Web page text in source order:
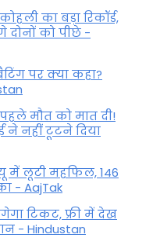
का बड़ा रिकॉर्ड,
दोनों को पीछे -
पर क्या कहा?
मौत को मात दी!
ने नहीं टूटने दिया
में लूटी महफिल, 146
- AajTak
टिकट, फ्री में देख
- Hindustan